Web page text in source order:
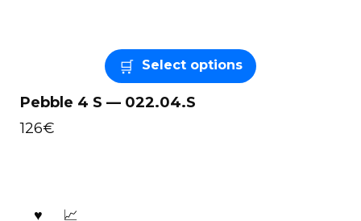
Select options
Pebble 4 S — 022.04.S
126€